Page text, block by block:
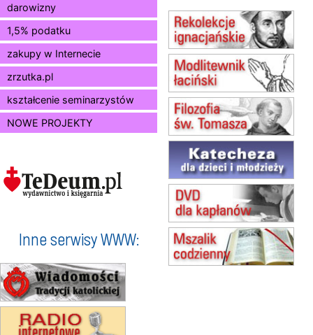
darowizny
1,5% podatku
zakupy w Internecie
zrzutka.pl
kształcenie seminarzystów
NOWE PROJEKTY
Inne serwisy WWW:
15.08 KIELCE
Msza św.
15.08 BUKOWIEC
zmiana godziny Mszy św.
(jednorazowo)
15.08 SZCZECIN
zmiana godziny Mszy św.
(jednorazowo)
15.08 TCZEW
zmiana godziny Mszy św.
(jednorazowo)
15.08 NOWY SĄCZ
zmiana porządku nabożeństw
(jednorazowo)
15.08 KROSNO
Msza św.
15.08 CZĘSTOCHOWA